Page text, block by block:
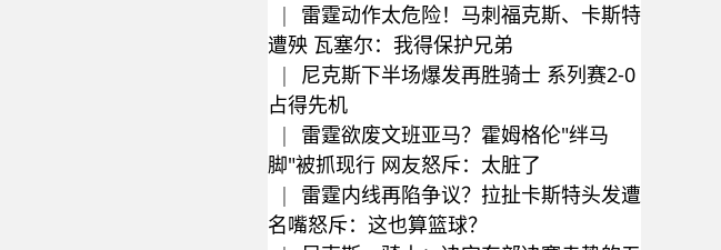
| 雷霆动作太危险！马刺福克斯、卡斯特
遭殃 瓦塞尔：我得保护兄弟
| 尼克斯下半场爆发再胜骑士 系列赛2-0
占得先机
| 雷霆欲废文班亚马？霍姆格伦"绊马
脚"被抓现行 网友怒斥：太脏了
| 雷霆内线再陷争议？拉扯卡斯特头发遭
名嘴怒斥：这也算篮球？